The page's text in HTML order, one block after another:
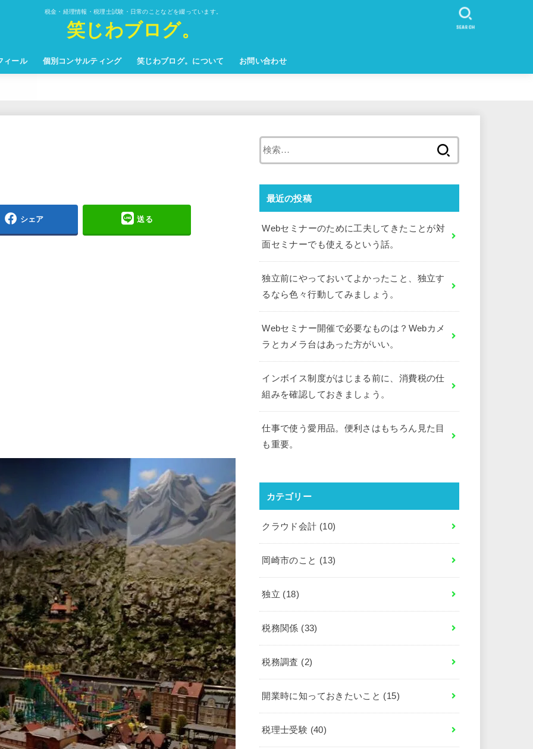
税金・経理情報・税理士試験・日常のことなどを綴っています。
笑じわブログ。
ィール 個別コンサルティング 笑じわブログ。について お問い合わせ
SEARCH
シェア 送る
最近の投稿
Webセミナーのために工夫してきたことが対
面セミナーでも使えるという話。
独立前にやっておいてよかったこと、独立す
るなら色々行動してみましょう。
Webセミナー開催で必要なものは？Webカメ
ラとカメラ台はあった方がいい。
インボイス制度がはじまる前に、消費税の仕
組みを確認しておきましょう。
仕事で使う愛用品。便利さはもちろん見た目
も重要。
カテゴリー
クラウド会計 (10)
岡崎市のこと (13)
独立 (18)
税務関係 (33)
税務調査 (2)
開業時に知っておきたいこと (15)
税理士受験 (40)